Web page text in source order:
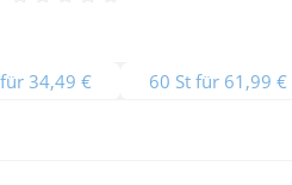
34,49 € 60 St für 61,99 €